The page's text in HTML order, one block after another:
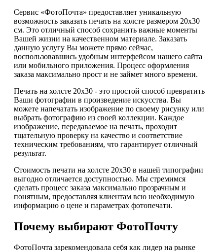
Сервис «ФотоПочта» предоставляет уникальную
возможность заказать печать на холсте размером 20х30
см. Это отличный способ сохранить важные моменты
Вашей жизни на качественном материале. Заказать
данную услугу Вы можете прямо сейчас,
воспользовавшись удобным интерфейсом нашего сайта
или мобильного приложения. Процесс оформления
заказа максимально прост и не займет много времени.
Печать на холсте 20х30 - это простой способ превратить
Ваши фотографии в произведение искусства. Вы
можете напечатать изображение по своему рисунку или
выбрать фотографию из своей коллекции. Каждое
изображение, передаваемое на печать, проходит
тщательную проверку на качество и соответствие
техническим требованиям, что гарантирует отличный
результат.
Стоимость печати на холсте 20х30 в нашей типографии
выгодно отличается доступностью. Мы стремимся
сделать процесс заказа максимально прозрачным и
понятным, предоставляя клиентам всю необходимую
информацию о цене и параметрах фотопечати.
Почему выбирают ФотоПочту
ФотоПочта зарекомендовала себя как лидер на рынке